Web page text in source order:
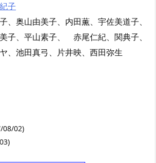
子
、奥山由美子、内田薫、宇佐美道子、
子、平山素子、 赤尾仁紀、関典子、
、池田真弓、片井映、西田弥生
08/02)